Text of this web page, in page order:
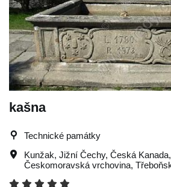
kašna
Technické památky
Kunžak, Jižní Čechy, Česká Kanada,
Českomoravská vrchovina,